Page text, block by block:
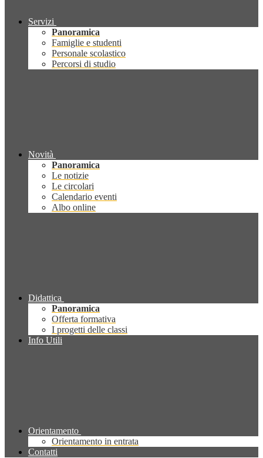
Servizi
Panoramica
Famiglie e studenti
Personale scolastico
Percorsi di studio
Novità
Panoramica
Le notizie
Le circolari
Calendario eventi
Albo online
Didattica
Panoramica
Offerta formativa
I progetti delle classi
Info Utili
Orientamento
Orientamento in entrata
Contatti